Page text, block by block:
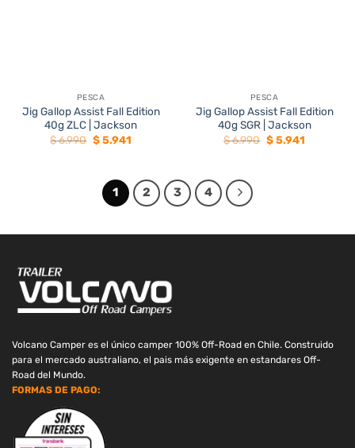
PESCA
Jig Gallop Assist Fall Edition
40g ZLC | Jackson
$6.990 El
precio
$ 6.990.
$5.941El
$ 5.941.
PESCA
Jig Gallop Assist Fall Edition
40g SGR | Jackson
$6.990 El
precio
$5.941El
1 2 3 4
Volcano Camper es el único camper 100% Off-Road en Chile. Construido
para el mercado australiano, el pais más exigente en estandares Off-
Road del Mundo.
FORMAS DE PAGO: